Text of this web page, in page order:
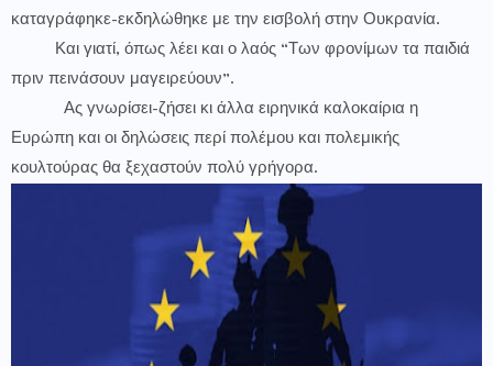
καταγράφηκε-εκδηλώθηκε με την εισβολή στην Ουκρανία.
Και γιατί, όπως λέει και ο λαός “Των φρονίμων τα παιδιά
πριν πεινάσουν μαγειρεύουν”.
Ας γνωρίσει-ζήσει κι άλλα ειρηνικά καλοκαίρια η
Ευρώπη και οι δηλώσεις περί πολέμου και πολεμικής
κουλτούρας θα ξεχαστούν πολύ γρήγορα.